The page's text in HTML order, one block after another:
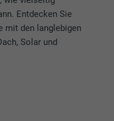
Entdecken Sie
mit den langlebigen
Solar und